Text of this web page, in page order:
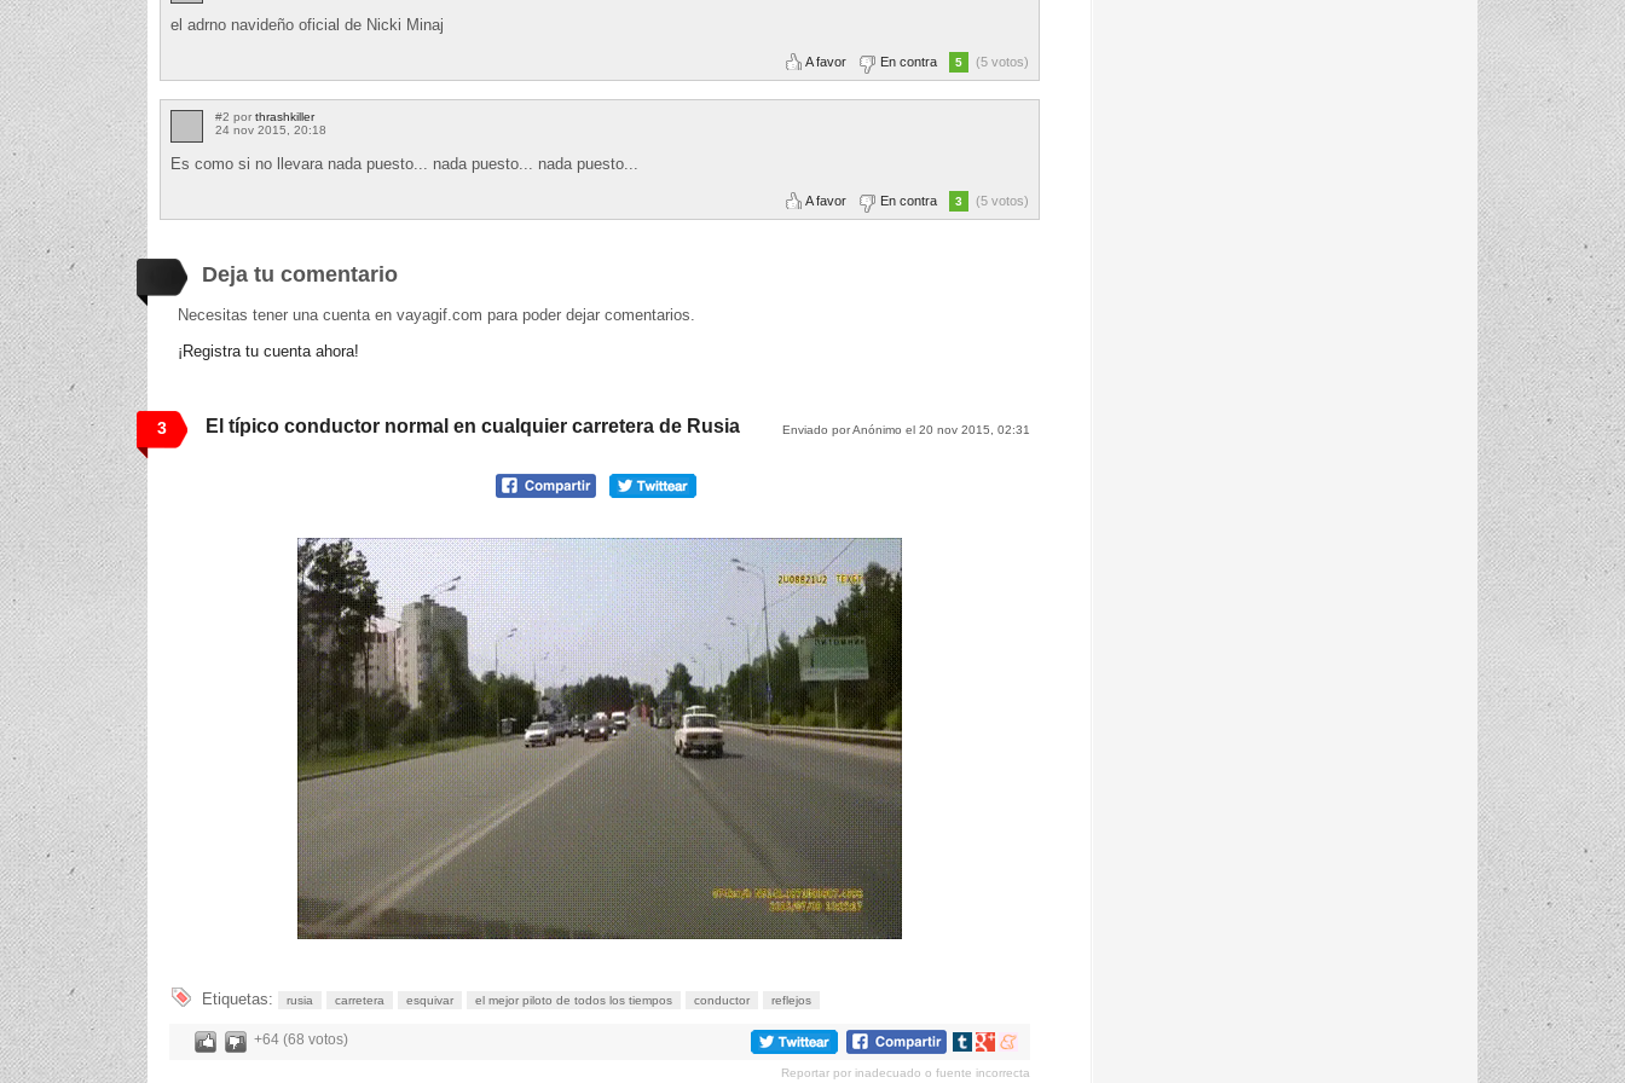
el adrno navideño oficial de Nicki Minaj
A favor En contra 5 (5 votos)
#2 por thrashkiller
24 nov 2015, 20:18
Es como si no llevara nada puesto... nada puesto... nada puesto...
A favor En contra 3 (5 votos)
Deja tu comentario
Necesitas tener una cuenta en vayagif.com para poder dejar comentarios.
¡Registra tu cuenta ahora!
3 Enviado por Anónimo el 20 nov 2015, 02:31
El típico conductor normal en cualquier carretera de Rusia
Etiquetas: rusia carretera esquivar el mejor piloto de todos los tiempos conductor reflejos
+64 (68 votos)
Compartir
Compartir
Compartir
Reportar por inadecuado o fuente incorrecta